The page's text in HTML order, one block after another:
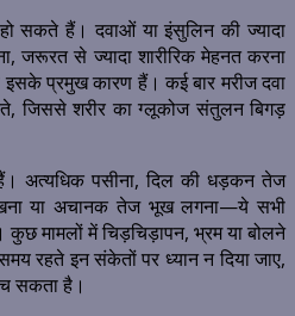
सकते हैं। दवाओं या इंसुलिन की ज्यादा
जरूरत से ज्यादा शारीरिक मेहनत करना
प्रमुख कारण हैं। कई बार मरीज दवा
जिससे शरीर का ग्लूकोज संतुलन बिगड़
अत्यधिक पसीना, दिल की धड़कन तेज
या अचानक तेज भूख लगना—ये सभी
मामलों में चिड़चिड़ापन, भ्रम या बोलने
रहते इन संकेतों पर ध्यान न दिया जाए,
सकता है।